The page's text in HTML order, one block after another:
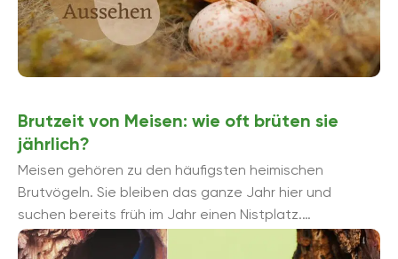
Brutzeit von Meisen: wie oft brüten sie
jährlich?
Meisen gehören zu den häufigsten heimischen
Brutvögeln. Sie bleiben das ganze Jahr hier und
suchen bereits früh im Jahr einen Nistplatz.
Mehrmaliges Brüten pro Jahr ...